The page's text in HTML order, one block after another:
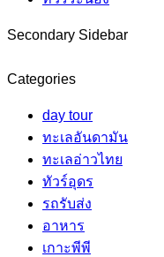
Secondary Sidebar
Categories
day tour
ทะเลอันดามัน
ทะเลอ่าวไทย
ทัวร์อุดร
รถรับส่ง
อาหาร
เกาะพีพี